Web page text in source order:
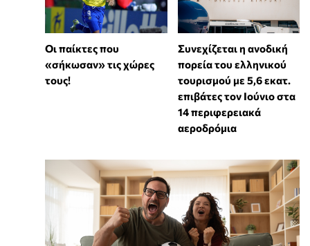
Οι παίκτες που
«σήκωσαν» τις χώρες
τους!
Συνεχίζεται η ανοδική
πορεία του ελληνικού
τουρισμού με 5,6 εκατ.
επιβάτες τον Ιούνιο στα
14 περιφερειακά
αεροδρόμια